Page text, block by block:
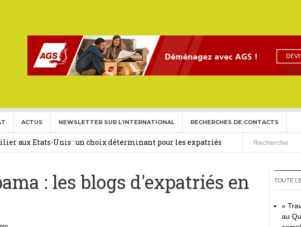
ACTUS NEWSLETTER SUR L’INTERNATIONAL RECHERCHES DE CONTACTS
aux Etats Unis pour l’année 2026-2027. 27 février 2026
aux Etats-Unis : un choix déterminant pour les expatriés
Expatriés 30 novembre 2025
: les blogs d'expatriés en
TOUTE
«
au